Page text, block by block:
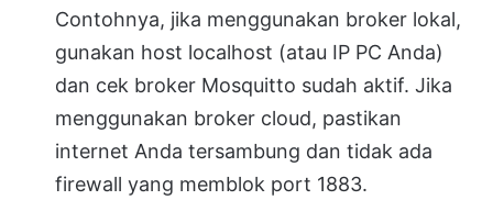
Contohnya, jika menggunakan broker lokal,
gunakan host localhost (atau IP PC Anda)
dan cek broker Mosquitto sudah aktif. Jika
menggunakan broker cloud, pastikan
internet Anda tersambung dan tidak ada
firewall yang memblok port 1883.